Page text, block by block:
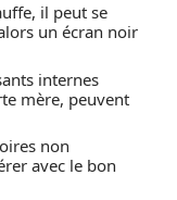
il peut se
un écran noir
internes
mère, peuvent
non
avec le bon